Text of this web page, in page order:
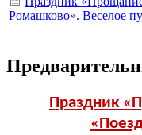
Ромашково». Веселое
Праздник